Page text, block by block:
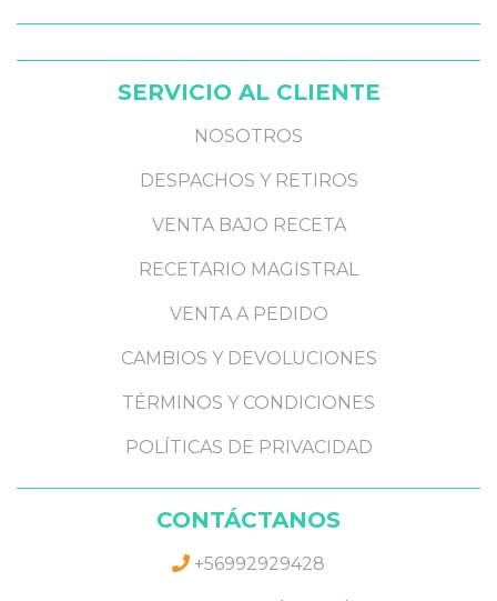
SERVICIO AL CLIENTE
NOSOTROS
DESPACHOS Y RETIROS
VENTA BAJO RECETA
RECETARIO MAGISTRAL
VENTA A PEDIDO
CAMBIOS Y DEVOLUCIONES
TÉRMINOS Y CONDICIONES
POLÍTICAS DE PRIVACIDAD
CONTÁCTANOS
+56992929428